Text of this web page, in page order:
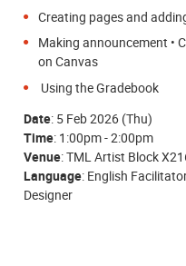
Creating pages and
Making announcement •
on Canvas
Using the Gradebook
Date: 5 Feb 2026 (Thu)
Time: 1:00pm - 2:00pm
Venue: TML Artist Block
Language: English
Designer